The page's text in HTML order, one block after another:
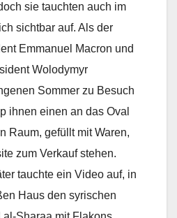
sie tauchten auch im
sichtbar auf. Als der
Emmanuel Macron und
Wolodymyr
Sommer zu Besuch
ihnen einen an das Oval
Raum, gefüllt mit Waren,
zum Verkauf stehen.
tauchte ein Video auf, in
Haus den syrischen